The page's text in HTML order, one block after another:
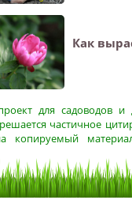
Как
для садоводов и
частичное
копируемый